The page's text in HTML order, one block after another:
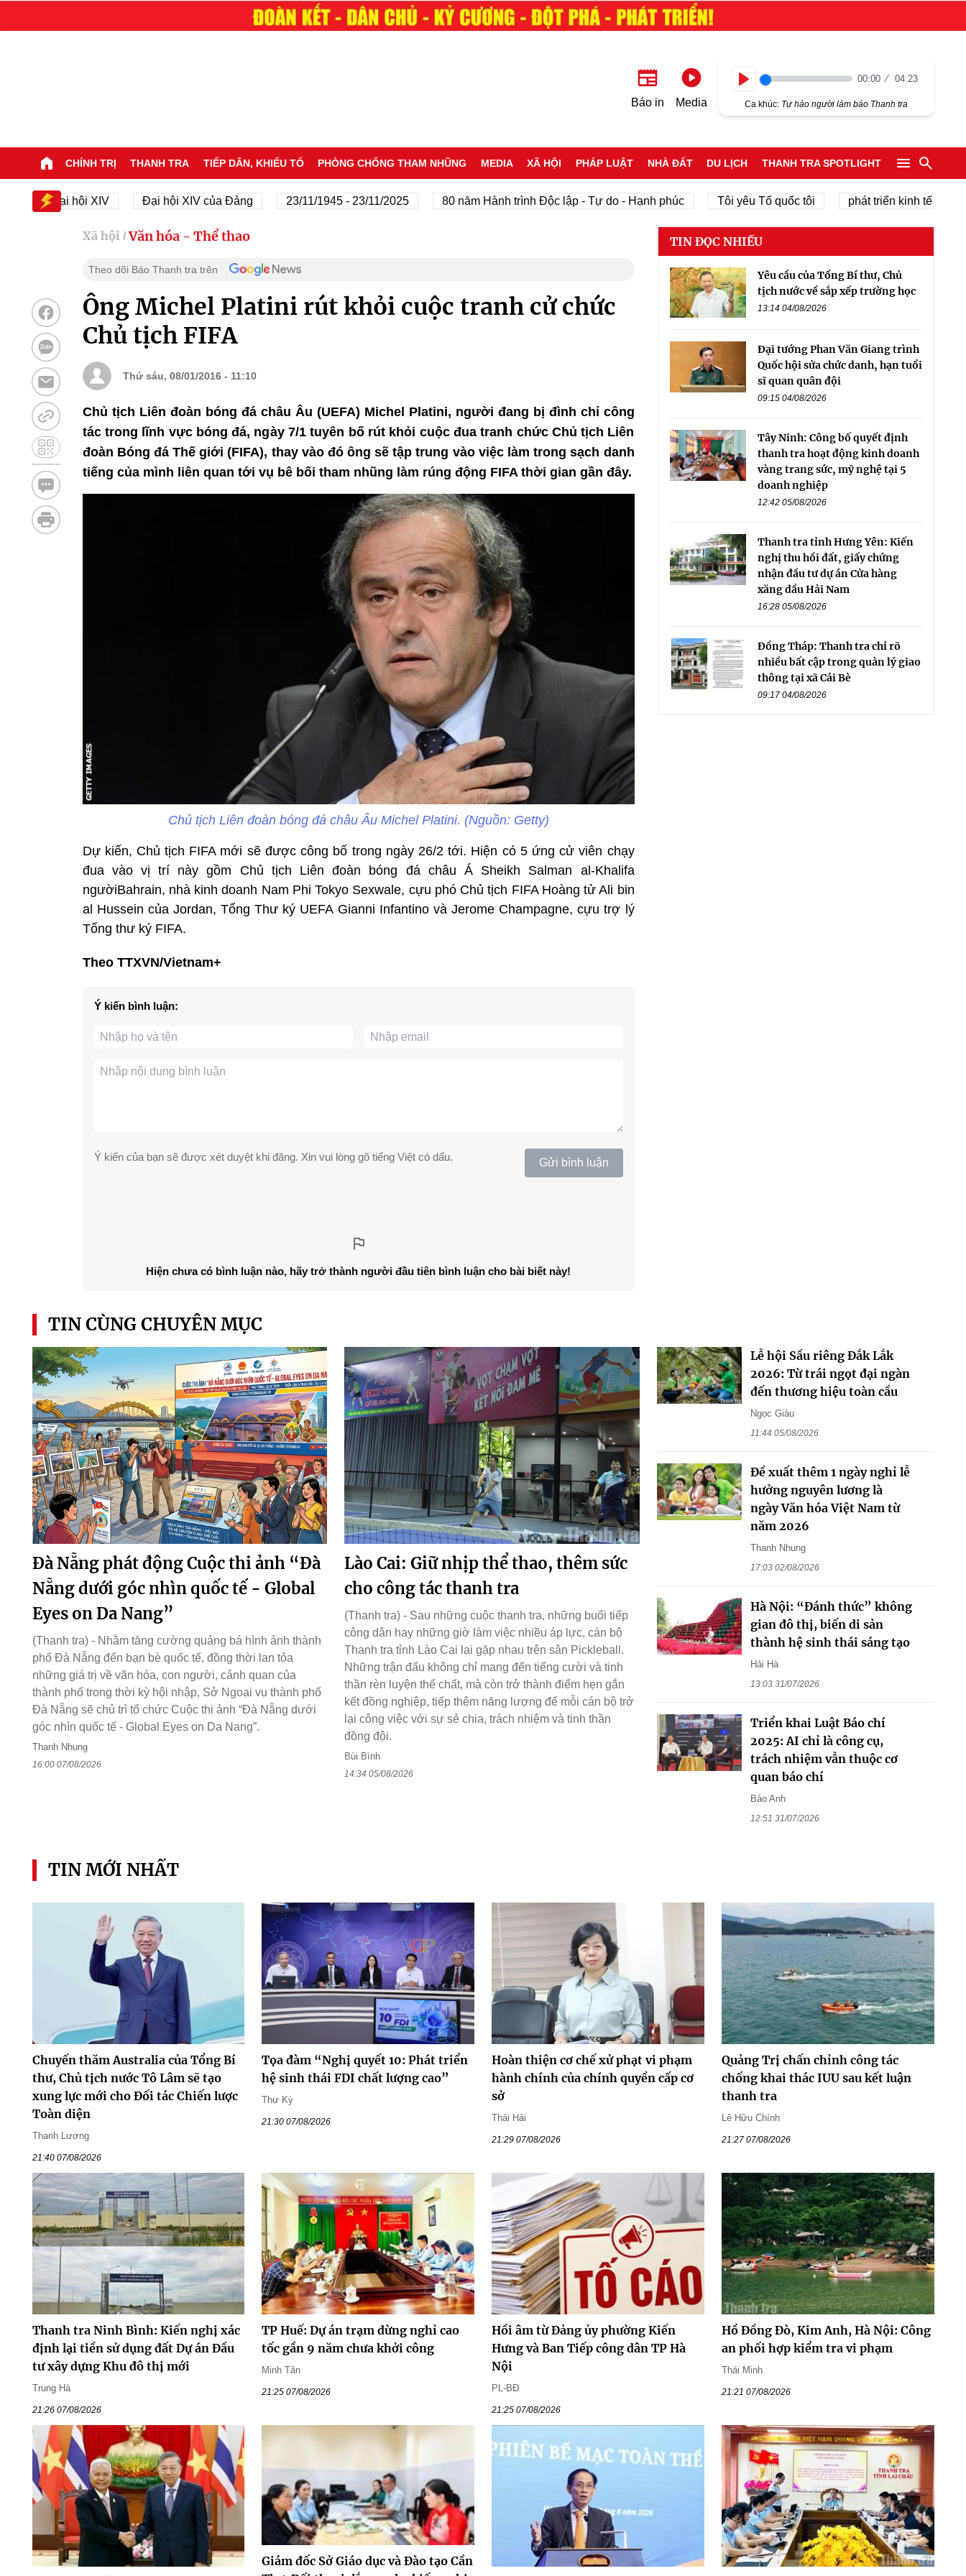
Báo in Media
00:00 04:23
Ca khúc: Tự hào người làm báo Thanh tra
CHÍNH TRỊ THANH TRA TIẾP DÂN, KHIẾU TỐ PHÒNG CHỐNG THAM NHŨNG MEDIA XÃ HỘI PHÁP LUẬT NHÀ ĐẤT DU LỊCH THANH TRA SPOTLIGHT
Đại hội XIV Đại hội XIV của Đảng 23/11/1945 - 23/11/2025 80 năm Hành trình Độc lập - Tự do - Hạnh phúc Tôi yêu Tổ quốc tôi phát triển kinh tế tư nhân
Xã hội / Văn hóa - Thể thao
Theo dõi Báo Thanh tra trên
Ông Michel Platini rút khỏi cuộc tranh cử chức
Chủ tịch FIFA
Thứ sáu, 08/01/2016 - 11:10
Chủ tịch Liên đoàn bóng đá châu Âu (UEFA) Michel Platini, người đang bị đình chỉ công
tác trong lĩnh vực bóng đá, ngày 7/1 tuyên bố rút khỏi cuộc đua tranh chức Chủ tịch Liên
đoàn Bóng đá Thế giới (FIFA), thay vào đó ông sẽ tập trung vào việc làm trong sạch danh
tiếng của mình liên quan tới vụ bê bối tham nhũng làm rúng động FIFA thời gian gần đây.
Chủ tịch Liên đoàn bóng đá châu Âu Michel Platini. (Nguồn: Getty)
Dự kiến, Chủ tịch FIFA mới sẽ được công bố trong ngày 26/2 tới. Hiện có 5 ứng cử viên chạy
đua vào vị trí này gồm Chủ tịch Liên đoàn bóng đá châu Á Sheikh Salman al-Khalifa
ngườiBahrain, nhà kinh doanh Nam Phi Tokyo Sexwale, cựu phó Chủ tịch FIFA Hoàng tử Ali bin
al Hussein của Jordan, Tổng Thư ký UEFA Gianni Infantino và Jerome Champagne, cựu trợ lý
Tổng thư ký FIFA.
Theo TTXVN/Vietnam+
Ý kiến bình luận:
Ý kiến của bạn sẽ được xét duyệt khi đăng. Xin vui lòng gõ tiếng Việt có dấu. Gửi bình luận
Hiện chưa có bình luận nào, hãy trở thành người đầu tiên bình luận cho bài biết này!
TIN ĐỌC NHIỀU
Yêu cầu của Tổng Bí thư, Chủ
tịch nước về sắp xếp trường học
13:14 04/08/2026
Đại tướng Phan Văn Giang trình
Quốc hội sửa chức danh, hạn tuổi
sĩ quan quân đội
09:15 04/08/2026
Tây Ninh: Công bố quyết định
thanh tra hoạt động kinh doanh
vàng trang sức, mỹ nghệ tại 5
doanh nghiệp
12:42 05/08/2026
Thanh tra tỉnh Hưng Yên: Kiến
nghị thu hồi đất, giấy chứng
nhận đầu tư dự án Cửa hàng
xăng dầu Hải Nam
16:28 05/08/2026
Đồng Tháp: Thanh tra chỉ rõ
nhiều bất cập trong quản lý giao
thông tại xã Cái Bè
09:17 04/08/2026
TIN CÙNG CHUYÊN MỤC
Đà Nẵng phát động Cuộc thi ảnh “Đà
Nẵng dưới góc nhìn quốc tế - Global
Eyes on Da Nang”
(Thanh tra) - Nhằm tăng cường quảng bá hình ảnh thành
phố Đà Nẵng đến bạn bè quốc tế, đồng thời lan tỏa
những giá trị về văn hóa, con người, cảnh quan của
thành phố trong thời kỳ hội nhập, Sở Ngoại vụ thành phố
Đà Nẵng sẽ chủ trì tổ chức Cuộc thi ảnh “Đà Nẵng dưới
góc nhìn quốc tế - Global Eyes on Da Nang”.
Thanh Nhung
16:00 07/08/2026
Lào Cai: Giữ nhịp thể thao, thêm sức
cho công tác thanh tra
(Thanh tra) - Sau những cuộc thanh tra, những buổi tiếp
công dân hay những giờ làm việc nhiều áp lực, cán bộ
Thanh tra tỉnh Lào Cai lại gặp nhau trên sân Pickleball.
Những trận đấu không chỉ mang đến tiếng cười và tinh
thần rèn luyện thể chất, mà còn trở thành điểm hẹn gắn
kết đồng nghiệp, tiếp thêm năng lượng để mỗi cán bộ trở
lại công việc với sự sẻ chia, trách nhiệm và tinh thần
đồng đội.
Bùi Bình
14:34 05/08/2026
Lễ hội Sầu riêng Đắk Lắk
2026: Từ trái ngọt đại ngàn
đến thương hiệu toàn cầu
Ngọc Giàu
11:44 05/08/2026
Đề xuất thêm 1 ngày nghỉ lễ
hưởng nguyên lương là
ngày Văn hóa Việt Nam từ
năm 2026
Thanh Nhung
17:03 02/08/2026
Hà Nội: “Đánh thức” không
gian đô thị, biến di sản
thành hệ sinh thái sáng tạo
Hải Hà
13:03 31/07/2026
Triển khai Luật Báo chí
2025: AI chỉ là công cụ,
trách nhiệm vẫn thuộc cơ
quan báo chí
Bảo Anh
12:51 31/07/2026
TIN MỚI NHẤT
Chuyến thăm Australia của Tổng Bí
thư, Chủ tịch nước Tô Lâm sẽ tạo
xung lực mới cho Đối tác Chiến lược
Toàn diện
Thanh Lương
21:40 07/08/2026
Tọa đàm “Nghị quyết 10: Phát triển
hệ sinh thái FDI chất lượng cao”
Thư Kỳ
21:30 07/08/2026
Hoàn thiện cơ chế xử phạt vi phạm
hành chính của chính quyền cấp cơ
sở
Thái Hải
21:29 07/08/2026
Quảng Trị chấn chỉnh công tác
chống khai thác IUU sau kết luận
thanh tra
Lê Hữu Chính
21:27 07/08/2026
Thanh tra Ninh Bình: Kiến nghị xác
định lại tiền sử dụng đất Dự án Đầu
tư xây dựng Khu đô thị mới
Trung Hà
21:26 07/08/2026
TP Huế: Dự án trạm dừng nghỉ cao
tốc gần 9 năm chưa khởi công
Minh Tân
21:25 07/08/2026
Hồi âm từ Đảng ủy phường Kiến
Hưng và Ban Tiếp công dân TP Hà
Nội
PL-BĐ
21:25 07/08/2026
Hồ Đồng Đò, Kim Anh, Hà Nội: Công
an phối hợp kiểm tra vi phạm
Thái Minh
21:21 07/08/2026
Giám đốc Sở Giáo dục và Đào tạo Cần